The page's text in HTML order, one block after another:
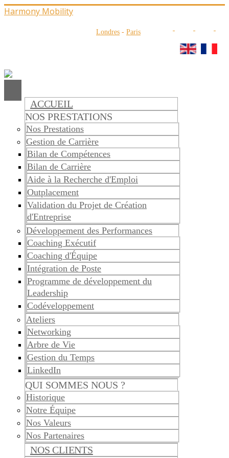
Harmony Mobility
Londres - Paris
ACCUEIL
NOS PRESTATIONS
Nos Prestations
Gestion de Carrière
Bilan de Compétences
Bilan de Carrière
Aide à la Recherche d'Emploi
Outplacement
Validation du Projet de Création
d'Entreprise
Développement des Performances
Coaching Exécutif
Coaching d'Équipe
Intégration de Poste
Programme de développement du
Leadership
Codéveloppement
Ateliers
Networking
Arbre de Vie
Gestion du Temps
LinkedIn
QUI SOMMES NOUS ?
Historique
Notre Équipe
Nos Valeurs
Nos Partenaires
NOS CLIENTS